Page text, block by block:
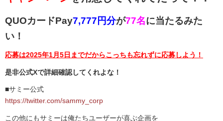
QUOカードPay7,777円分が77名に当たるみた
い！
応募は2025年1月5日までだからこっちも忘れずに応募しよう！
是非公式Xで詳細確認してくれよな！
■サミー公式
https://twitter.com/sammy_corp
この他にもサミーは俺たちユーザーが喜ぶ企画を